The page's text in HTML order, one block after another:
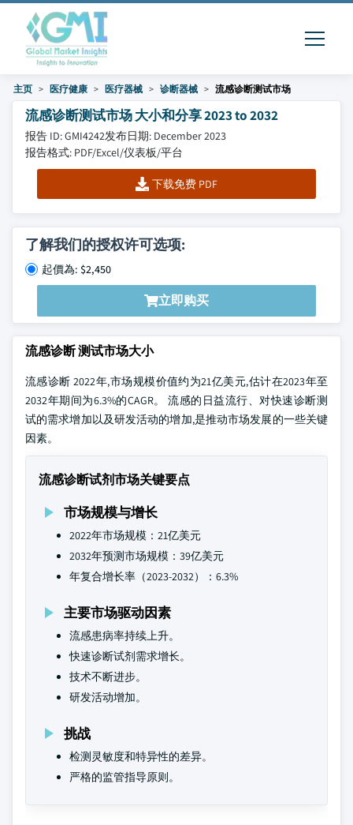
主页 医疗健康 医疗器械 诊断器械 流感诊断测试市场
流感诊断测试市场 大小和分享 2023 to 2032
报告 ID: GMI4242发布日期: December 2023
报告格式: PDF/Excel/仪表板/平台
下载免费 PDF
了解我们的授权许可选项:
起價為: $2,450
立即购买
流感诊断 测试市场大小
流感诊断 2022年,市场规模价值约为21亿美元,估计在2023年至
2032年期间为6.3%的CAGR。 流感的日益流行、对快速诊断测
试的需求增加以及研发活动的增加,是推动市场发展的一些关键
因素。
流感诊断试剂市场关键要点
市场规模与增长
2022年市场规模：21亿美元
2032年预测市场规模：39亿美元
年复合增长率（2023-2032）：6.3%
主要市场驱动因素
流感患病率持续上升。
快速诊断试剂需求增长。
技术不断进步。
研发活动增加。
挑战
检测灵敏度和特异性的差异。
严格的监管指导原则。